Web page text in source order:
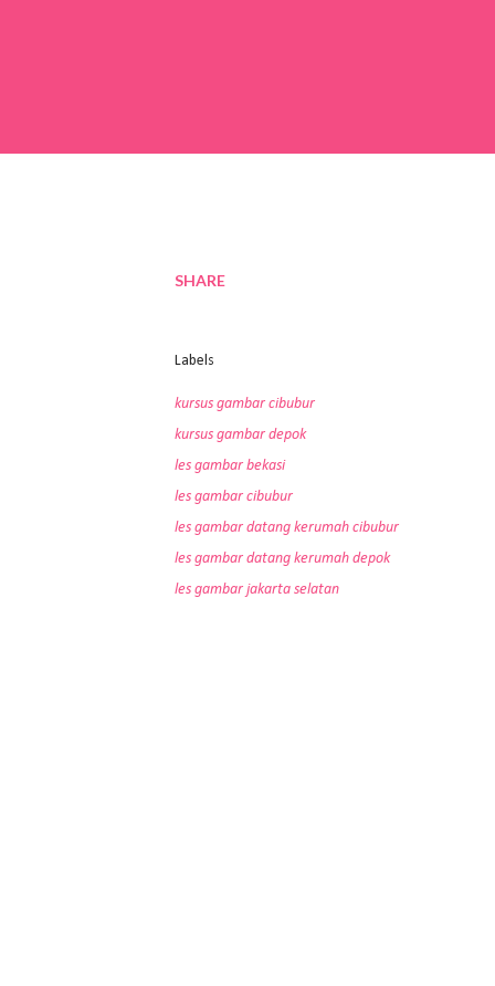
SHARE
Labels
kursus gambar cibubur
kursus gambar depok
les gambar bekasi
les gambar cibubur
les gambar datang kerumah cibubur
les gambar datang kerumah depok
les gambar jakarta selatan